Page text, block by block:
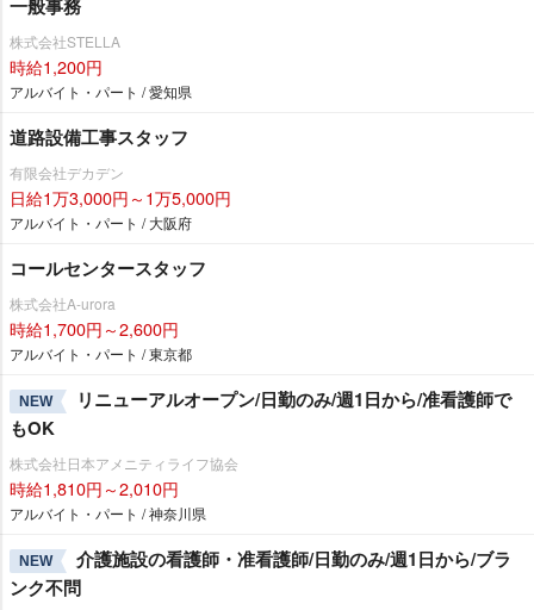
一般事務
株式会社STELLA
時給1,200円
アルバイト・パート / 愛知県
道路設備工事スタッフ
有限会社デカデン
日給1万3,000円～1万5,000円
アルバイト・パート / 大阪府
コールセンタースタッフ
株式会社A-urora
時給1,700円～2,600円
アルバイト・パート / 東京都
NEW
リニューアルオープン/日勤のみ/週1日から/准看護師で
もOK
株式会社日本アメニティライフ協会
時給1,810円～2,010円
アルバイト・パート / 神奈川県
NEW
介護施設の看護師・准看護師/日勤のみ/週1日から/ブラ
ンク不問